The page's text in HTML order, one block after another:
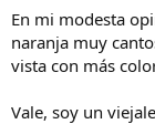
En mi modesta
naranja muy
vista con más
Vale, soy un